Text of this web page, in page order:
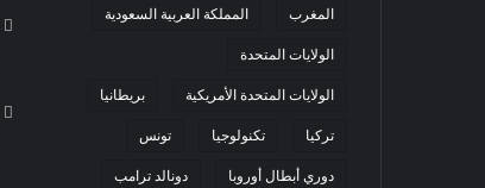
المغرب المملكة العربية السعودية
الولايات المتحدة
الولايات المتحدة الأمريكية بريطانيا
تركيا تكنولوجيا تونس
دوري أبطال أوروبا دونالد ترامب